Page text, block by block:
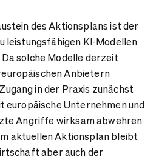
des Aktionsplans ist der
leistungsfähigen KI-Modellen
solche Modelle derzeit
Anbietern
in der Praxis zunächst
europäische Unternehmen und
Angriffe wirksam abwehren
aktuellen Aktionsplan bleibt
aber auch der